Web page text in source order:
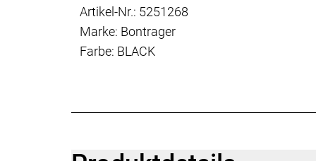
Artikel-Nr.: 5251268
Marke: Bontrager
Farbe: BLACK